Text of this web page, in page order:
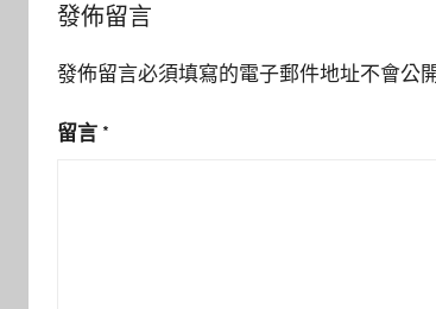
發佈留言
發佈留言必須填寫的電子郵件地址不會公
留言 *